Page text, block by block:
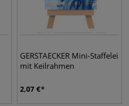
GERSTAECKER Mini-Staffelei
mit Keilrahmen
2,07 €